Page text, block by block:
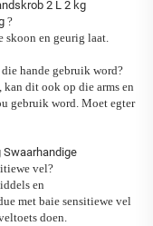
2 L 2 kg
?
skoon en geurig laat.
hande gebruik word?
dit ook op die arms en
gebruik word. Moet egter
Swaarhandige
vel?
en
met baie sensitiewe vel
doen.